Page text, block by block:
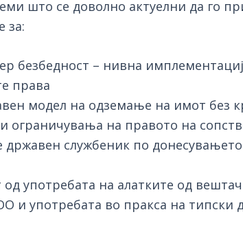
што се доволно актуелни да го
за:
безбедност – нивна
права
модел на одземање на имот без
ограничувања на правото на
службеник по
употребата на алатките од
и употребата во пракса на типски